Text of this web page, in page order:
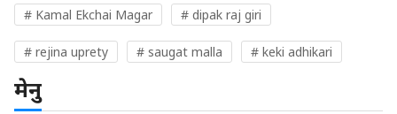
# Kamal Ekchai Magar # dipak raj giri
# rejina uprety # saugat malla # keki adhikari
मेनु